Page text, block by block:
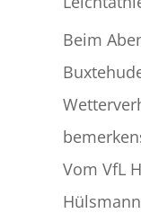
Beim
Vom VfL